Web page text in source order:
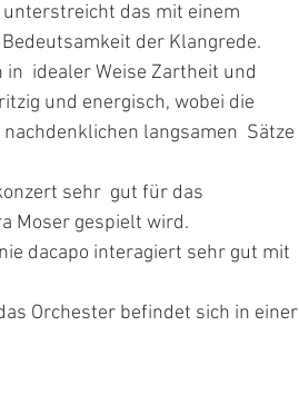
das mit einem
der Klangrede.
idealer Weise Zartheit und
und energisch, wobei die
langsamen  Sätze
sehr  gut für das
Moser gespielt wird.
dacapo interagiert sehr gut mit
Orchester befindet sich in einer